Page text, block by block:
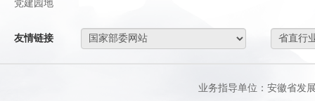
党建园地
友情链接
业务指导单位：安徽省发